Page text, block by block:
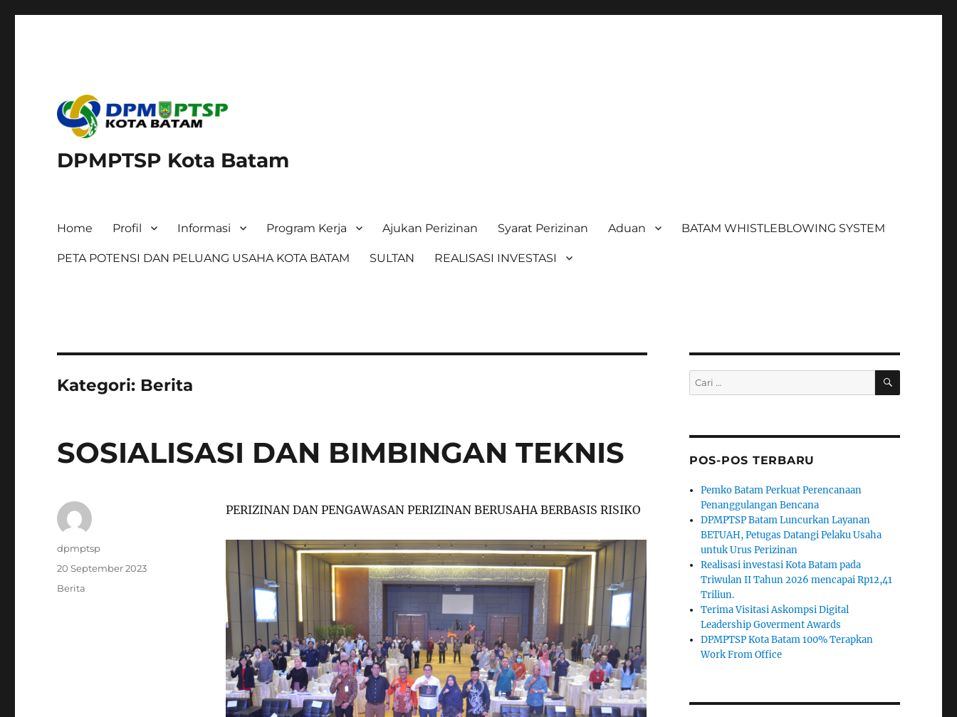
DPMPTSP Kota Batam
Home Profil Informasi Program Kerja Ajukan Perizinan Syarat Perizinan Aduan BATAM WHISTLEBLOWING SYSTEM
PETA POTENSI DAN PELUANG USAHA KOTA BATAM SULTAN REALISASI INVESTASI
Kategori: Berita
SOSIALISASI DAN BIMBINGAN TEKNIS
PERIZINAN DAN PENGAWASAN PERIZINAN BERUSAHA BERBASIS RISIKO
Penulis
dpmptsp
Diposkan
pada
20 September 2023
Kategori
Berita
Pencarian
untuk:
CARI
POS-POS TERBARU
Pemko Batam Perkuat Perencanaan
Penanggulangan Bencana
DPMPTSP Batam Luncurkan Layanan
BETUAH, Petugas Datangi Pelaku Usaha
untuk Urus Perizinan
Realisasi investasi Kota Batam pada
Triwulan II Tahun 2026 mencapai Rp12,41
Triliun.
Terima Visitasi Askompsi Digital
Leadership Goverment Awards
DPMPTSP Kota Batam 100% Terapkan
Work From Office